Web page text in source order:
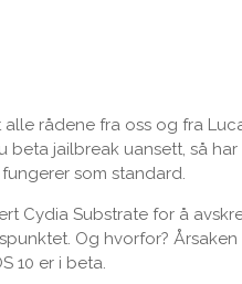
rådene fra oss og fra
beta jailbreak uansett, så
som standard.
Cydia Substrate for å
Og hvorfor? Årsaken
10 er i beta.